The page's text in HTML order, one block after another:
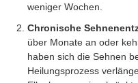
weniger Wochen.
Chronische
über Monate an oder
haben sich die Sehnen
Heilungsprozess